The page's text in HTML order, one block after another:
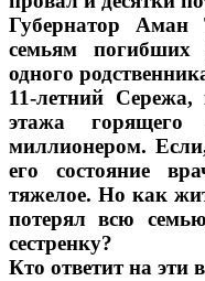
Губернатор Аман
семьям погибших
одного
11-летний
этажа горящего
миллионером.
его состояние
тяжелое. Но как
потерял всю
сестренку?
Кто ответит на эти